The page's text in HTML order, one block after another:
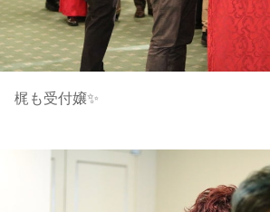
梶も受付嬢✨